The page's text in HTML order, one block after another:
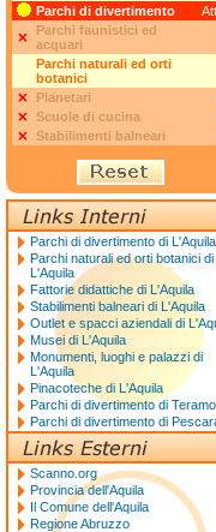
Parchi di divertimento
Parchi faunistici ed
acquari
Parchi naturali ed orti
botanici
Planetari
Scuole di cucina
Stabilimenti balneari
Parchi di divertimento di L'Aquila
Parchi naturali ed orti botanici di
L'Aquila
Fattorie didattiche di L'Aquila
Stabilimenti balneari di L'Aquila
Outlet e spacci aziendali di
Musei di L'Aquila
Monumenti, luoghi e palazzi di
L'Aquila
Pinacoteche di L'Aquila
Parchi di divertimento di Teramo
Parchi di divertimento di
Scanno.org
Provincia dell'Aquila
Il Comune dell'Aquila
Regione Abruzzo